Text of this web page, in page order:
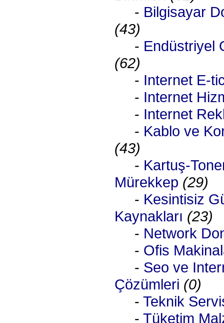
- Bilgisayar
(43)
- Endüstriyel
(62)
- Internet E-
- Internet
- Internet
- Kablo ve
(43)
- Kartuş-
Mürekkep (29)
- Kesintisiz
Kaynakları (23)
- Network
- Ofis
- Seo ve
Çözümleri (0)
- Teknik
- Tüketim